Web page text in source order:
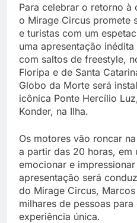
Para celebrar o retorno à
o Mirage Circus promete
e turistas com um
uma apresentação
com saltos de freestyle,
Floripa e de Santa
Globo da Morte será
icônica Ponte Hercílio
Konder, na Ilha.
Os motores vão roncar
a partir das 20 horas, em
emocionar e
apresentação será
do Mirage Circus,
milhares de pessoas para
experiência única.